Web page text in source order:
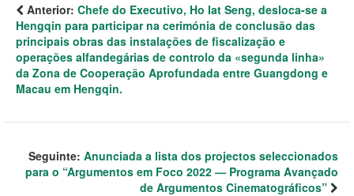
Anterior: Chefe do Executivo, Ho Iat Seng, desloca-se a
Hengqin para participar na cerimónia de conclusão das
principais obras das instalações de fiscalização e
operações alfandegárias de controlo da «segunda linha»
da Zona de Cooperação Aprofundada entre Guangdong e
Macau em Hengqin.
Seguinte: Anunciada a lista dos projectos seleccionados
para o “Argumentos em Foco 2022 — Programa Avançado
de Argumentos Cinematográficos”